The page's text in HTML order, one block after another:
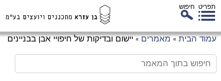
תפריט חיפוש
עמוד הבית » מאמרים » יישום ובדיקות של חיפויי אבן בבניינים